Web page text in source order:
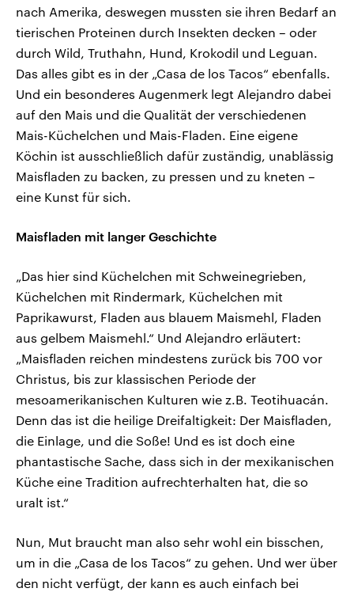
nach Amerika, deswegen mussten sie ihren Bedarf an
tierischen Proteinen durch Insekten decken – oder
durch Wild, Truthahn, Hund, Krokodil und Leguan.
Das alles gibt es in der „Casa de los Tacos“ ebenfalls.
Und ein besonderes Augenmerk legt Alejandro dabei
auf den Mais und die Qualität der verschiedenen
Mais-Küchelchen und Mais-Fladen. Eine eigene
Köchin ist ausschließlich dafür zuständig, unablässig
Maisfladen zu backen, zu pressen und zu kneten –
eine Kunst für sich.
Maisfladen mit langer Geschichte
„Das hier sind Küchelchen mit Schweinegrieben,
Küchelchen mit Rindermark, Küchelchen mit
Paprikawurst, Fladen aus blauem Maismehl, Fladen
aus gelbem Maismehl.“ Und Alejandro erläutert:
„Maisfladen reichen mindestens zurück bis 700 vor
Christus, bis zur klassischen Periode der
mesoamerikanischen Kulturen wie z.B. Teotihuacán.
Denn das ist die heilige Dreifaltigkeit: Der Maisfladen,
die Einlage, und die Soße! Und es ist doch eine
phantastische Sache, dass sich in der mexikanischen
Küche eine Tradition aufrechterhalten hat, die so
uralt ist.“
Nun, Mut braucht man also sehr wohl ein bisschen,
um in die „Casa de los Tacos“ zu gehen. Und wer über
den nicht verfügt, der kann es auch einfach bei